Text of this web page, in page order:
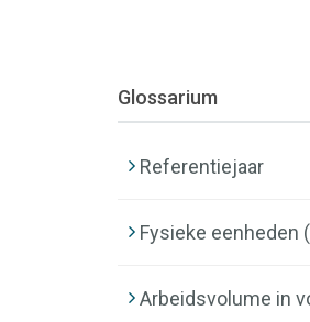
Glossarium
Referentiejaar
Fysieke eenheden
Arbeidsvolume in